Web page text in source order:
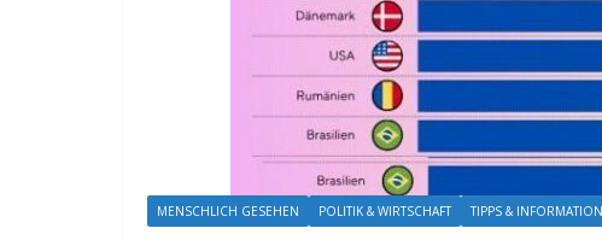
MENSCHLICH GESEHEN POLITIK & WIRTSCHAFT TIPPS &